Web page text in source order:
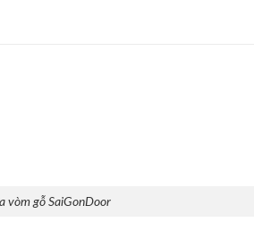
vòm gỗ SaiGonDoor